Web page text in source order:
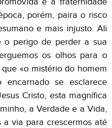
porém, paira o risco
e mais injusto. Ali
o perigo de perder a sua
os olhos para o
«o mistério do homem
se esclarece
Cristo, esta magnífica
a Verdade e a Vida,
via para crescermos até